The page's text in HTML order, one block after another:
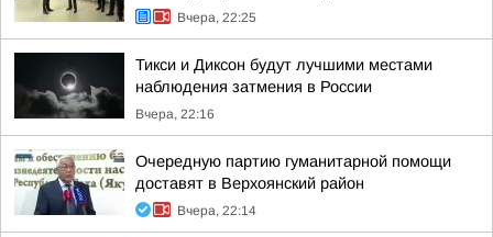
Вчера, 22:25
Тикси и Диксон будут лучшими местами
наблюдения затмения в России
Вчера, 22:16
Очередную партию гуманитарной помощи
доставят в Верхоянский район
Вчера, 22:14